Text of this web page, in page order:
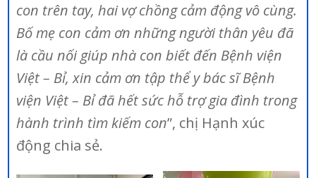
con trên tay, hai vợ chồng cảm động vô cùng.
Bố mẹ con cảm ơn những người thân yêu đã
là cầu nối giúp nhà con biết đến Bệnh viện
Việt – Bỉ, xin cảm ơn tập thể y bác sĩ Bệnh
viện Việt – Bỉ đã hết sức hỗ trợ gia đình trong
hành trình tìm kiếm con”, chị Hạnh xúc
động chia sẻ.